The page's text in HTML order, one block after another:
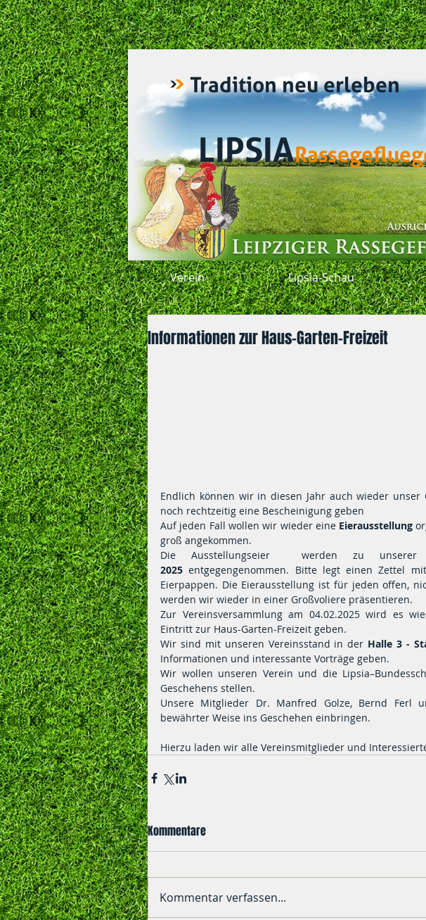
LIPSIA
Tradition neu erleben
Verein Lipsia-Schau
Informationen zur Haus-Garten-Freizeit
Endlich können wir in diesen Jahr auch wieder
noch rechtzeitig eine Bescheinigung geben
Auf jeden Fall wollen wir wieder eine Eierausstellung
groß angekommen.
Die Ausstellungseier  werden zu unserer
2025 entgegengenommen. Bitte legt einen Zettel
Eierpappen. Die Eierausstellung ist für jeden offen,
werden wir wieder in einer Großvoliere präsentieren.
Zur Vereinsversammlung am 04.02.2025 wird es
Eintritt zur Haus-Garten-Freizeit geben.
Wir sind mit unseren Vereinsstand in der Halle 3 -
Informationen und interessante Vorträge geben.
Wir wollen unseren Verein und die
Geschehens stellen.
Unsere Mitglieder Dr. Manfred Golze, Bernd Ferl
bewährter Weise ins Geschehen einbringen.
Hierzu laden wir alle Vereinsmitglieder und
Kommentare
Kommentar verfassen...